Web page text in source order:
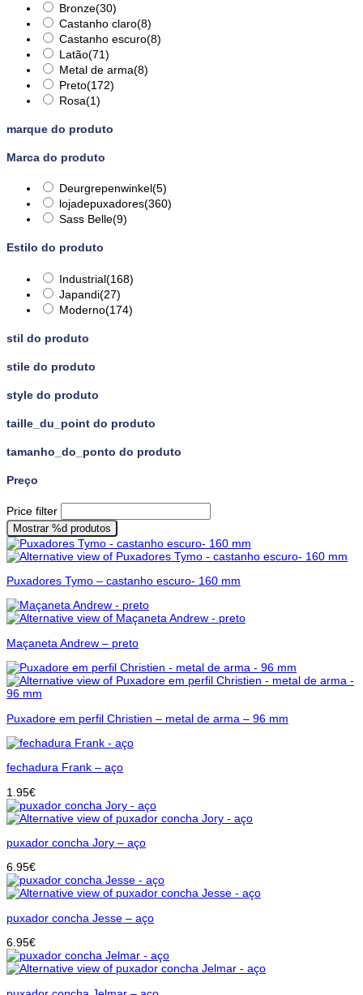
Bronze(30)
Castanho claro(8)
Castanho escuro(8)
Latão(71)
Metal de arma(8)
Preto(172)
Rosa(1)
marque do produto
Marca do produto
Deurgrepenwinkel(5)
lojadepuxadores(360)
Sass Belle(9)
Estilo do produto
Industrial(168)
Japandi(27)
Moderno(174)
stil do produto
stile do produto
style do produto
taille_du_point do produto
tamanho_do_ponto do produto
Preço
Price filter
Mostrar %d produtos
Puxadores Tymo – castanho escuro- 160 mm
Maçaneta Andrew – preto
Puxadore em perfil Christien – metal de arma – 96 mm
fechadura Frank – aço
1.95€
puxador concha Jory – aço
6.95€
puxador concha Jesse – aço
6.95€